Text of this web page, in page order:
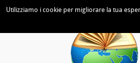
Utilizziamo i cookie per migliorare la tua